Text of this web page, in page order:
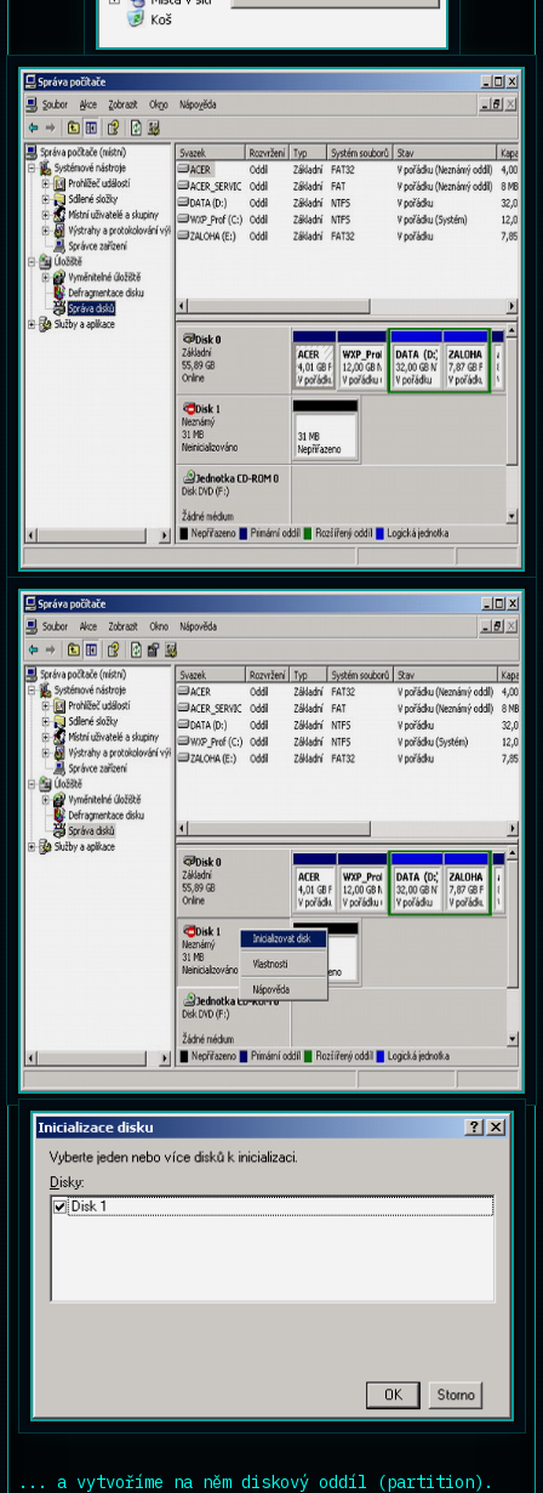
... a vytvoříme na něm diskový oddíl (partition).